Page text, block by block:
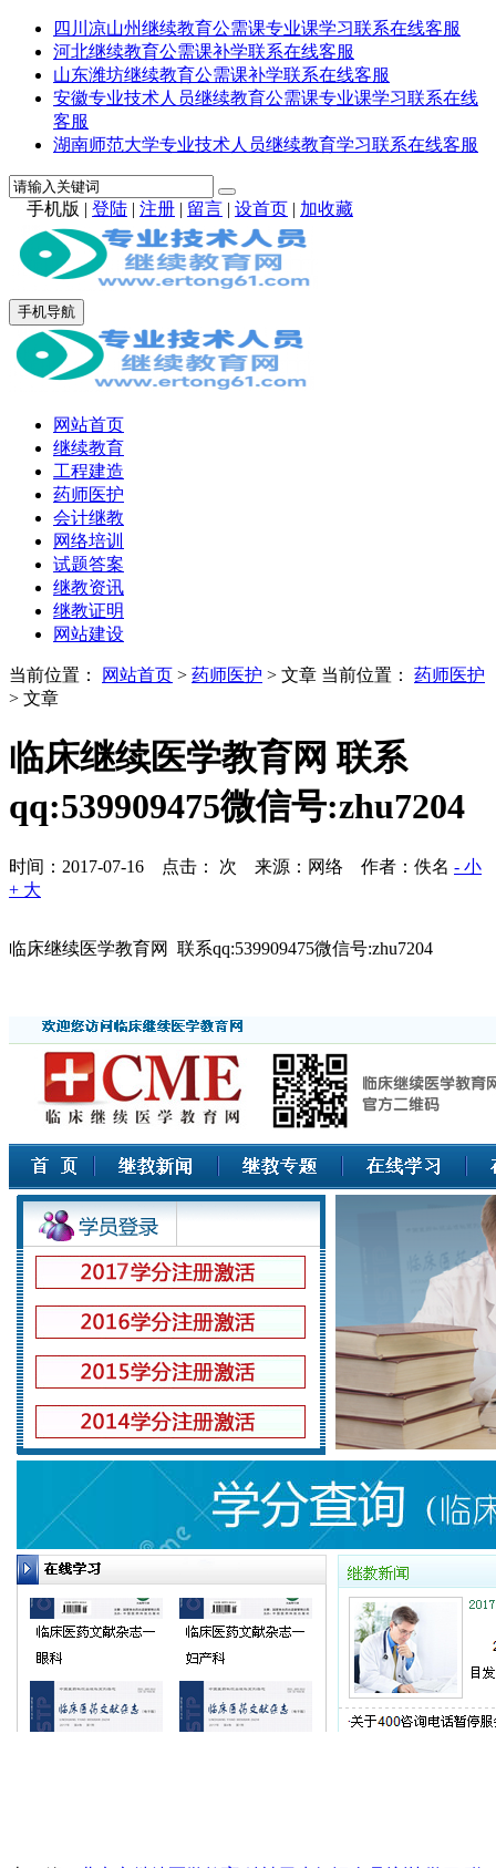
四川凉山州继续教育公需课专业课学习联系在线客服
河北继续教育公需课补学联系在线客服
山东潍坊继续教育公需课补学联系在线客服
安徽专业技术人员继续教育公需课专业课学习联系在线
客服
湖南师范大学专业技术人员继续教育学习联系在线客服
手机版 | 登陆 | 注册 | 留言 | 设首页 | 加收藏
手机导航
网站首页
继续教育
工程建造
药师医护
会计继教
网络培训
试题答案
继教资讯
继教证明
网站建设
当前位置： 网站首页 > 药师医护 > 文章 当前位置： 药师医护
> 文章
临床继续医学教育网 联系
qq:539909475微信号:zhu7204
时间：2017-07-16 点击： 次 来源：网络 作者：佚名 - 小
+ 大
临床继续医学教育网 联系qq:539909475微信号:zhu7204